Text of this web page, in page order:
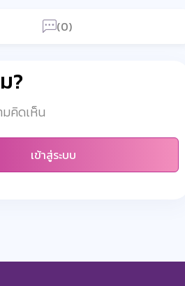
(0)
?
มคิดเห็น
เข้าสู่ระบบ